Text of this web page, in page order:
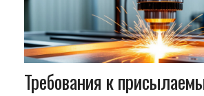
Требования к